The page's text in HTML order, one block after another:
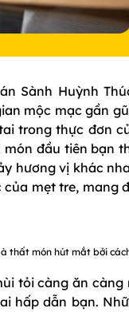
Sành Huỳnh
mộc mạc gần
trong thực đơn
đầu tiên bạn
hương vị khác
mẹt tre,
thất món hút mắt bởi
tỏi càng ăn
hấp dẫn bạn.